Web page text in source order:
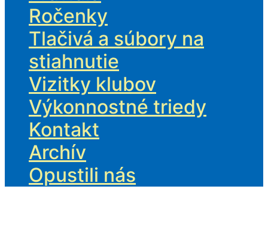
Ročenky
Tlačivá a súbory na
stiahnutie
Vizitky klubov
Výkonnostné triedy
Kontakt
Archív
Opustili nás